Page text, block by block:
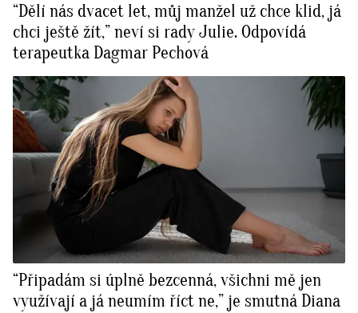
“Dělí nás dvacet let, můj manžel už chce klid, já
chci ještě žít,” neví si rady Julie. Odpovídá
terapeutka Dagmar Pechová
“Připadám si úplně bezcenná, všichni mě jen
využívají a já neumím říct ne,” je smutná Diana